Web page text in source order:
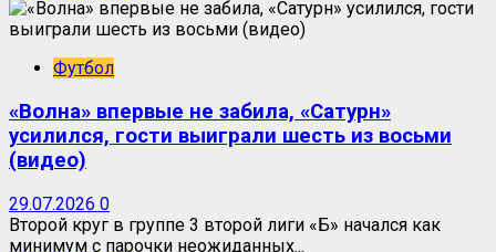
Футбол
«Волна» впервые не забила, «Сатурн»
усилился, гости выиграли шесть из восьми
(видео)
29.07.2026 0
Второй круг в группе 3 второй лиги «Б» начался как
минимум с парочки неожиданных...